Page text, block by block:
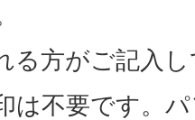
る方がご記入
は不要です。